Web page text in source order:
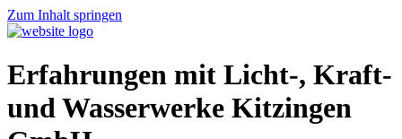
Zum Inhalt springen
Erfahrungen mit Licht-, Kraft-
und Wasserwerke Kitzingen